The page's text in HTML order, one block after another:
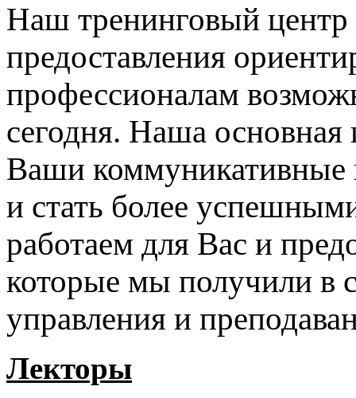
Наш тренинговый центр
предоставления
профессионалам
сегодня. Наша
Ваши коммуникативные
и стать более
работаем для Вас и
которые мы получили в
управления и
Лекторы